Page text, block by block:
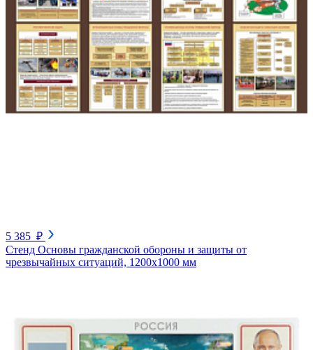
5 385 ₽
Стенд Основы гражданской обороны и защиты от
чрезвычайных ситуаций, 1200х1000 мм